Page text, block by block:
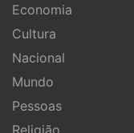
Economia
Cultura
Nacional
Mundo
Pessoas
Religião